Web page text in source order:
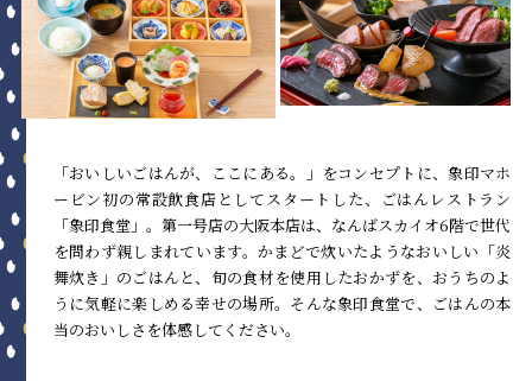
「おいしいごはんが、ここにある。」をコンセプトに、象印マホ
ービン初の常設飲食店としてスタートした、ごはんレストラン
「象印食堂」。第一号店の大阪本店は、なんばスカイオ6階で世代
を問わず親しまれています。かまどで炊いたようなおいしい「炎
舞炊き」のごはんと、旬の食材を使用したおかずを、おうちのよ
うに気軽に楽しめる幸せの場所。そんな象印食堂で、ごはんの本
当のおいしさを体感してください。